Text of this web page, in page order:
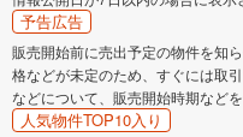
予告広告
販売開始前に売出予定の物件を知
格などが未定のため、すぐには取
などについて、販売開始時期などを
人気物件TOP10入り